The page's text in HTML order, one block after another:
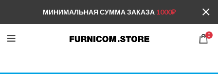
0
МИНИМАЛЬНАЯ СУММА ЗАКАЗА 1000₽